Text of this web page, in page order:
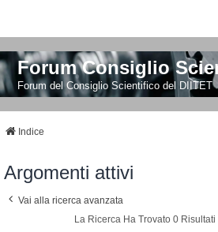
Forum Consiglio
Forum del Consiglio Scientifico del DIITET
Indice
Argomenti attivi
Vai alla ricerca avanzata
La Ricerca Ha Trovato 0 Risultati